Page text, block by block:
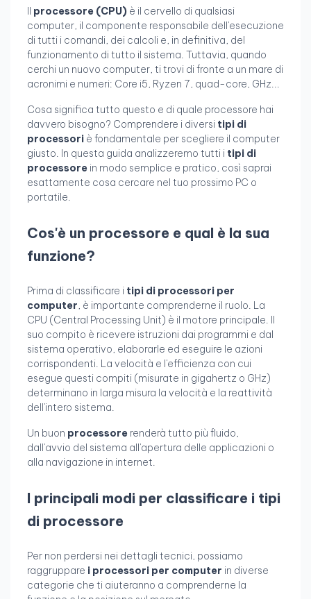
Il processore (CPU) è il cervello di qualsiasi
computer, il componente responsabile dell'esecuzione
di tutti i comandi, dei calcoli e, in definitiva, del
funzionamento di tutto il sistema. Tuttavia, quando
cerchi un nuovo computer, ti trovi di fronte a un mare di
acronimi e numeri: Core i5, Ryzen 7, quad-core, GHz...
Cosa significa tutto questo e di quale processore hai
davvero bisogno? Comprendere i diversi tipi di
processori è fondamentale per scegliere il computer
giusto. In questa guida analizzeremo tutti i tipi di
processore in modo semplice e pratico, così saprai
esattamente cosa cercare nel tuo prossimo PC o
portatile.
Cos'è un processore e qual è la sua
funzione?
Prima di classificare i tipi di processori per
computer, è importante comprenderne il ruolo. La
CPU (Central Processing Unit) è il motore principale. Il
suo compito è ricevere istruzioni dai programmi e dal
sistema operativo, elaborarle ed eseguire le azioni
corrispondenti. La velocità e l'efficienza con cui
esegue questi compiti (misurate in gigahertz o GHz)
determinano in larga misura la velocità e la reattività
dell'intero sistema.
Un buon processore renderà tutto più fluido,
dall'avvio del sistema all'apertura delle applicazioni o
alla navigazione in internet.
I principali modi per classificare i tipi
di processore
Per non perdersi nei dettagli tecnici, possiamo
raggruppare i processori per computer in diverse
categorie che ti aiuteranno a comprenderne la